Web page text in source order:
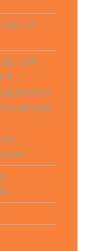
по
для
в
мир